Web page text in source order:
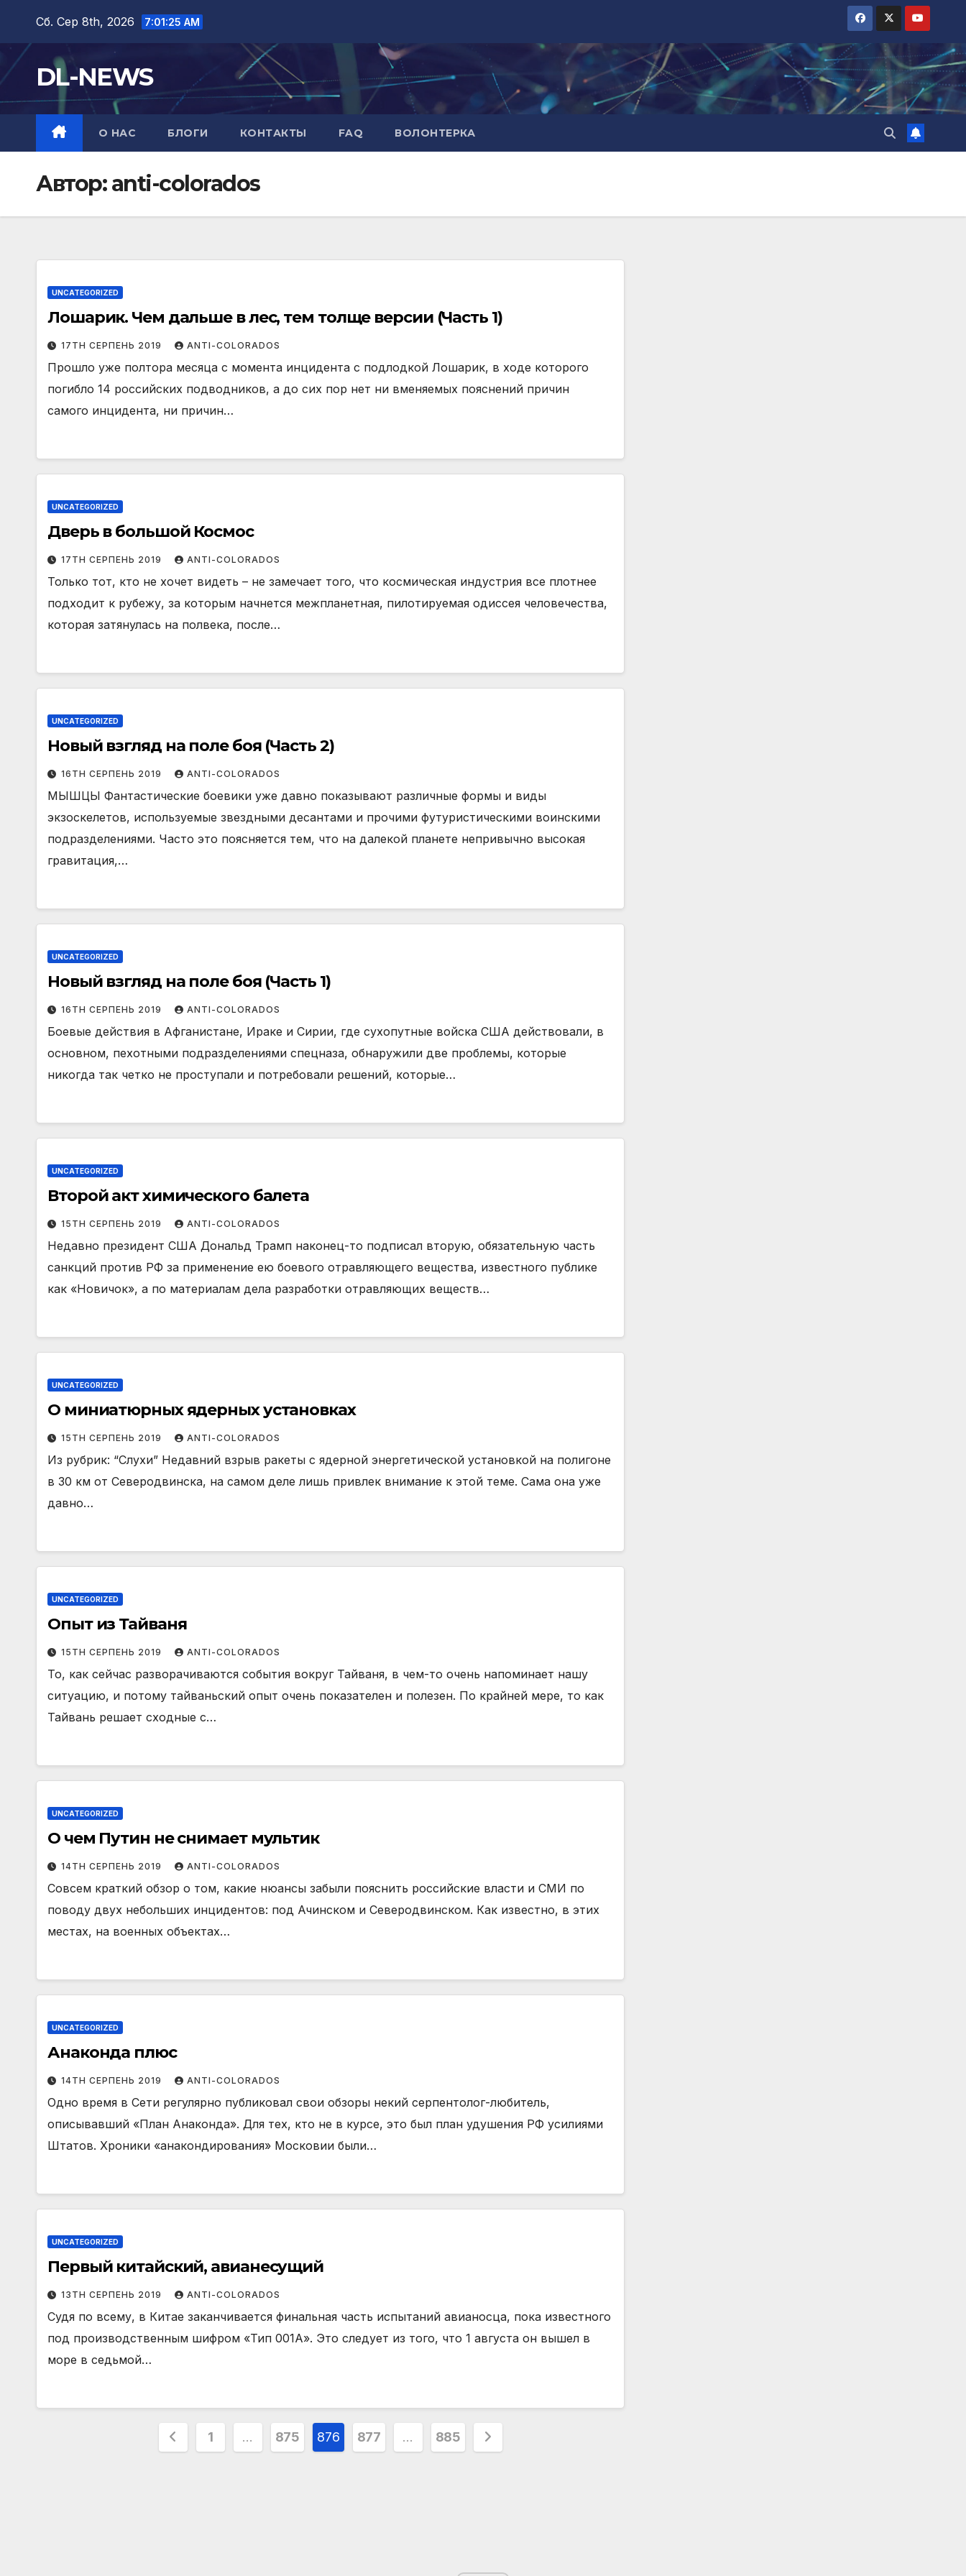
вмісту
Сб. Сер 8th, 2026 7:01:26 AM
DL-NEWS
О НАС БЛОГИ КОНТАКТЫ FAQ ВОЛОНТЕРКА
Автор:anti-colorados
UNCATEGORIZED
Лошарик. Чем дальше в лес, тем толще версии (Часть 1)
17TH СЕРПЕНЬ 2019 ANTI-COLORADOS
Прошло уже полтора месяца с момента инцидента с подлодкой Лошарик, в ходе которого
погибло 14 российских подводников, а до сих пор нет ни вменяемых пояснений причин
самого инцидента, ни причин…
UNCATEGORIZED
Дверь в большой Космос
17TH СЕРПЕНЬ 2019 ANTI-COLORADOS
Только тот, кто не хочет видеть – не замечает того, что космическая индустрия все плотнее
подходит к рубежу, за которым начнется межпланетная, пилотируемая одиссея человечества,
которая затянулась на полвека, после…
UNCATEGORIZED
Новый взгляд на поле боя (Часть 2)
16TH СЕРПЕНЬ 2019 ANTI-COLORADOS
МЫШЦЫ Фантастические боевики уже давно показывают различные формы и виды
экзоскелетов, используемые звездными десантами и прочими футуристическими воинскими
подразделениями. Часто это поясняется тем, что на далекой планете непривычно высокая
гравитация,…
UNCATEGORIZED
Новый взгляд на поле боя (Часть 1)
16TH СЕРПЕНЬ 2019 ANTI-COLORADOS
Боевые действия в Афганистане, Ираке и Сирии, где сухопутные войска США действовали, в
основном, пехотными подразделениями спецназа, обнаружили две проблемы, которые
никогда так четко не проступали и потребовали решений, которые…
UNCATEGORIZED
Второй акт химического балета
15TH СЕРПЕНЬ 2019 ANTI-COLORADOS
Недавно президент США Дональд Трамп наконец-то подписал вторую, обязательную часть
санкций против РФ за применение ею боевого отравляющего вещества, известного публике
как «Новичок», а по материалам дела разработки отравляющих веществ…
UNCATEGORIZED
О миниатюрных ядерных установках
15TH СЕРПЕНЬ 2019 ANTI-COLORADOS
Из рубрик: “Слухи” Недавний взрыв ракеты с ядерной энергетической установкой на полигоне
в 30 км от Северодвинска, на самом деле лишь привлек внимание к этой теме. Сама она уже
давно…
UNCATEGORIZED
Опыт из Тайваня
15TH СЕРПЕНЬ 2019 ANTI-COLORADOS
То, как сейчас разворачиваются события вокруг Тайваня, в чем-то очень напоминает нашу
ситуацию, и потому тайваньский опыт очень показателен и полезен. По крайней мере, то как
Тайвань решает сходные с…
UNCATEGORIZED
О чем Путин не снимает мультик
14TH СЕРПЕНЬ 2019 ANTI-COLORADOS
Совсем краткий обзор о том, какие нюансы забыли пояснить российские власти и СМИ по
поводу двух небольших инцидентов: под Ачинском и Северодвинском. Как известно, в этих
местах, на военных объектах…
UNCATEGORIZED
Анаконда плюс
14TH СЕРПЕНЬ 2019 ANTI-COLORADOS
Одно время в Сети регулярно публиковал свои обзоры некий серпентолог-любитель,
описывавший «План Анаконда». Для тех, кто не в курсе, это был план удушения РФ усилиями
Штатов. Хроники «анакондирования» Московии были…
UNCATEGORIZED
Первый китайский, авианесущий
13TH СЕРПЕНЬ 2019 ANTI-COLORADOS
Судя по всему, в Китае заканчивается финальная часть испытаний авианосца, пока известного
под производственным шифром «Тип 001А». Это следует из того, что 1 августа он вышел в
море в седьмой…
Пагінація
1 … 875 876 877 … 885